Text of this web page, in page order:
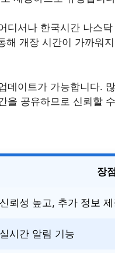
디서나 한국시간 나스
개장 시간이 가까워
데이트가 가능합니다.
을 공유하므로 신뢰할
장점
신뢰성 높고, 추가 정보 제
실시간 알림 기능